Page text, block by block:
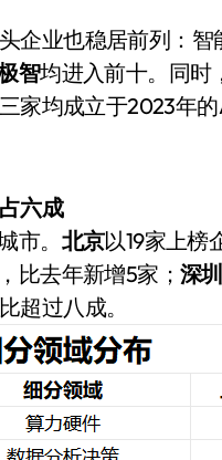
企业也稳居前列：智
智均进入前十。同时
家均成立于2023年
六成
市。 北京以19家上榜
比去年新增5家；深圳
超过八成。
主，
’砸
桌